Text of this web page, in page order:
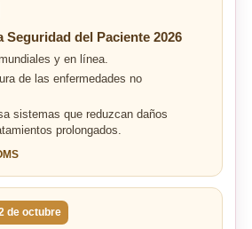
Seguridad del Paciente 2026
y en línea.
de las enfermedades no
sistemas que reduzcan daños
prolongados.
de octubre